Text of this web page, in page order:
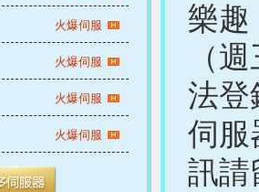
火爆伺服
火爆伺服
火爆伺服
火爆伺服
樂趣
（
法登
伺服
訊請